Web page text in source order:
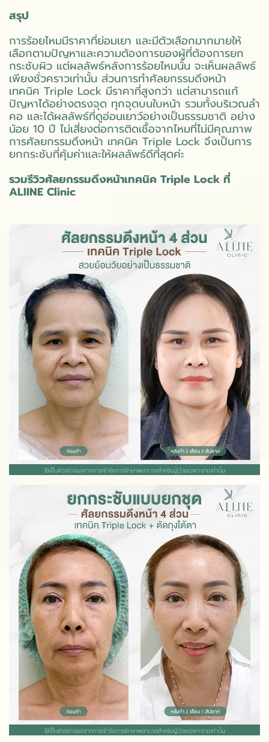
สรุป
การร้อยไหมมีราคาที่ย่อมเยา และมีตัวเลือกมากมายให้
เลือกตามปัญหาและความต้องการของผู้ที่ต้องการยก
กระชับผิว แต่ผลลัพธ์หลังการร้อยไหมนั้น จะเห็นผลลัพธ์
เพียงชั่วคราวเท่านั้น ส่วนการทำศัลยกรรมดึงหน้า
เทคนิค Triple Lock มีราคาที่สูงกว่า แต่สามารถแก้
ปัญหาได้อย่างตรงจุด ทุกจุดบนใบหน้า รวมทั้งบริเวณลำ
คอ และได้ผลลัพธ์ที่ดูอ่อนเยาว์อย่างเป็นธรรมชาติ อย่าง
น้อย 10 ปี ไม่เสี่ยงต่อการติดเชื้อจากไหมที่ไม่มีคุณภาพ
การศัลยกรรมดึงหน้า เทคนิค Triple Lock จึงเป็นการ
ยกกระชับที่คุ้มค่าและให้ผลลัพธ์ดีที่สุดค่ะ
รวมรีวิวศัลยกรรมดึงหน้าเทคนิค Triple Lock ที่
ALIINE Clinic